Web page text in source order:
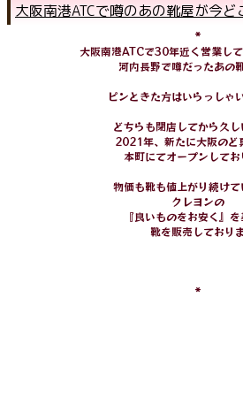
大阪南港ATCで噂のあの靴屋が今ど
*
大阪南港ATCで30年近く営業し
河内長野で噂だったあの
ピンときた方はいらっしゃ
どちらも閉店してから久
2021年、新たに大阪のど
本町にてオープンして
物価も靴も値上がり続け
クレヨンの
『良いものをお安く』
靴を販売しており
*